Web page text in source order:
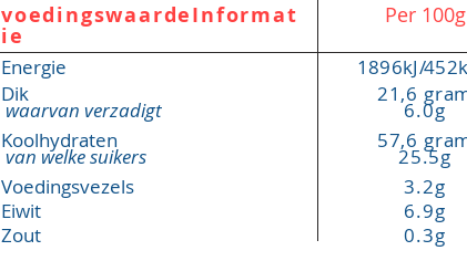
voedingswaardeInformat
ie
Per 100g
Energie
Dik
waarvan verzadigt
Koolhydraten
van welke suikers
Voedingsvezels
Eiwit
Zout
1896kJ/
21,6
6.0g
57,6
25.5g
3.2g
6.9g
0.3g